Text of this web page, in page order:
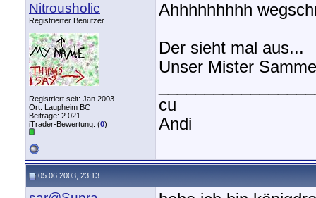
Nitrousholic
Registrierter Benutzer
Registriert seit: Jan 2003
Ort: Laupheim BC
Beiträge: 2.021
iTrader-Bewertung: (0)
Ahhhhhhhhh
Der sieht mal aus...
Unser Mister
cu
Andi
05.06.2003, 23:13